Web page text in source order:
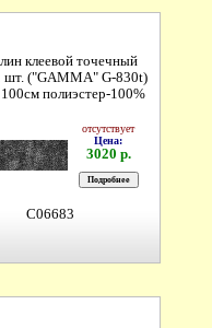
клеевой точечный
шт. ("GAMMA" G-830t)
полиэстер-100%
отсутствует
Цена:
3020 р.
C06683